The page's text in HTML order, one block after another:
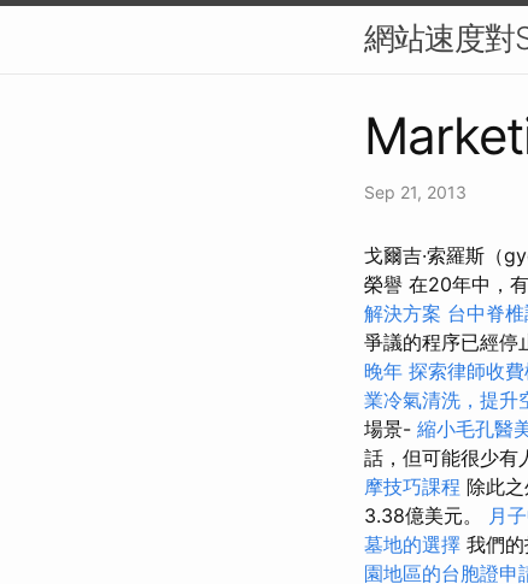
網站速度對
Sep 21, 2013
戈爾吉·索羅斯（
榮譽 在20年中，
解決方案 台中脊
爭議的程序已經停
晚年 探索律師收
業冷氣清洗，提升
場景- 縮小毛孔醫
話，但可能很少有
摩技巧課程 除此
3.38億美元。
月
墓地的選擇 我們
園地區的台胞證申